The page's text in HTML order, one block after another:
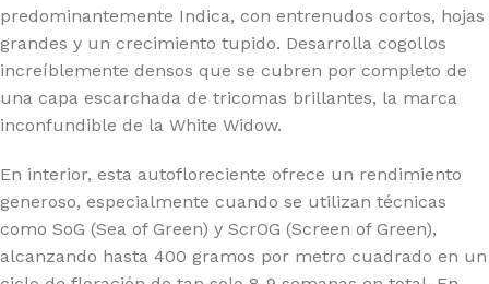
predominantemente Indica, con entrenudos cortos, hojas
grandes y un crecimiento tupido. Desarrolla cogollos
increíblemente densos que se cubren por completo de
una capa escarchada de tricomas brillantes, la marca
inconfundible de la White Widow.
En interior, esta autofloreciente ofrece un rendimiento
generoso, especialmente cuando se utilizan técnicas
como SoG (Sea of Green) y ScrOG (Screen of Green),
alcanzando hasta 400 gramos por metro cuadrado en un